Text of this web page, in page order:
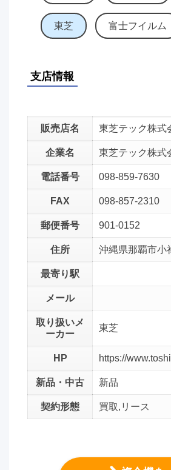
東芝 富士フイルム
支店情報
販売店名 東芝テック株式
企業名 東芝テック株式
電話番号 098-859-7630
FAX 098-857-2310
郵便番号 901-0152
住所 沖縄県那覇市小
最寄り駅
メール
取り扱いメ
ーカー
東芝
HP https://
新品・中古 新品
契約形態 買取,リース